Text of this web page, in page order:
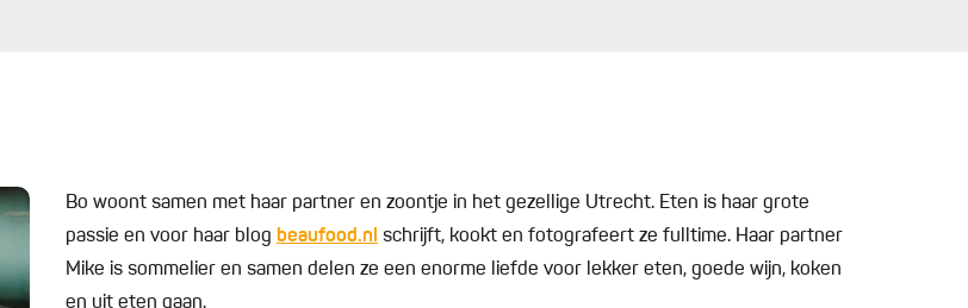
Bo woont samen met haar partner en zoontje in het gezellige Utrecht. Eten is haar grote
passie en voor haar blog beaufood.nl schrijft, kookt en fotografeert ze fulltime. Haar partner
Mike is sommelier en samen delen ze een enorme liefde voor lekker eten, goede wijn, koken
en uit eten gaan.